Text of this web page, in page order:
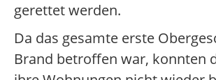
gerettet werden.
Da das gesamte erste
Brand betroffen war, konnten